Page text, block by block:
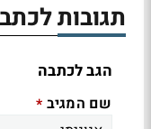
תגובות
הגב לכתבה
שם המגיב *